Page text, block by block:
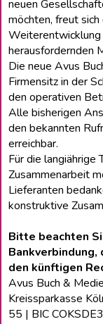
neuen
möchten, freut
Weiterentwicklung
herausfordernden
Die neue Avus
Firmensitz in der
den operativen
Alle bisherigen
den bekannten
erreichbar.
Für die langiährige
Zusammenarbeit
Lieferanten
konstruktive
Bitte beachten
den künftigen
Avus Buch &
Kreissparkasse
55 | BIC